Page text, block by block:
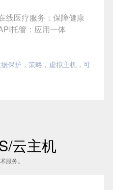
线医疗服务：保障健康
托管：应用一体
保护 ， 策略 ， 虚拟主机， 可
云主机
服务。